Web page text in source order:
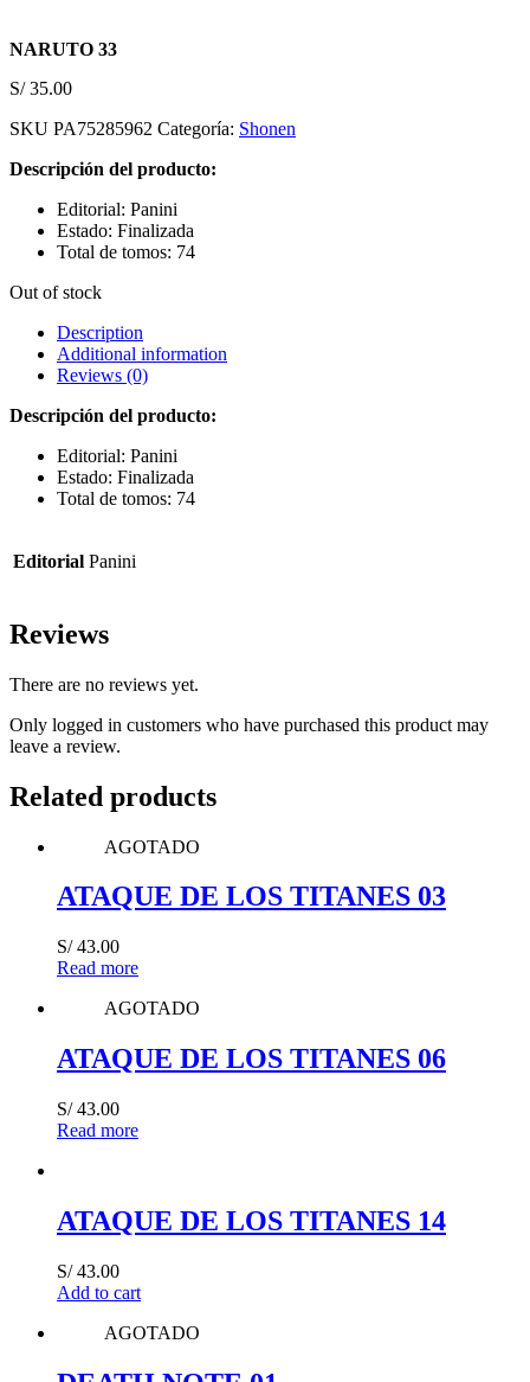
NARUTO 33
S/35.00
SKU PA75285962 Categoría: Shonen
Descripción del producto:
Editorial: Panini
Estado: Finalizada
Total de tomos: 74
Out of stock
Description
Additional information
Reviews (0)
Descripción del producto:
Editorial: Panini
Estado: Finalizada
Total de tomos: 74
Editorial Panini
Reviews
There are no reviews yet.
Only logged in customers who have purchased this product may
leave a review.
Related products
AGOTADO
ATAQUE DE LOS TITANES 03
S/43.00
Read more
AGOTADO
ATAQUE DE LOS TITANES 06
S/43.00
Read more
ATAQUE DE LOS TITANES 14
S/43.00
Add to cart
AGOTADO